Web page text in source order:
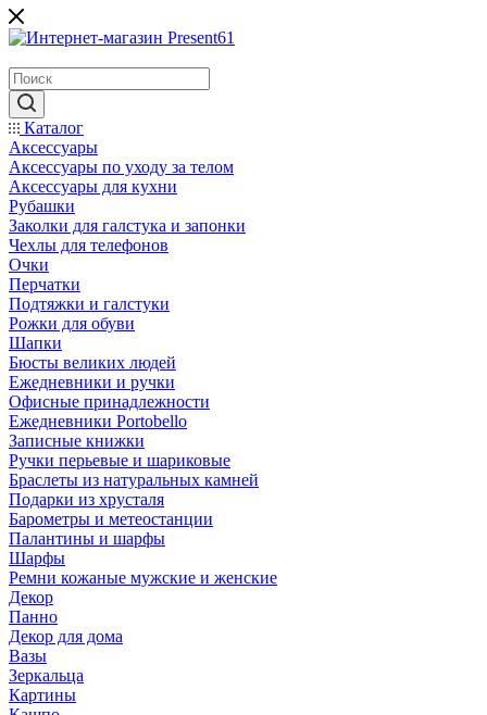
Каталог
Аксессуары
Аксессуары по уходу за телом
Аксессуары для кухни
Рубашки
Заколки для галстука и запонки
Чехлы для телефонов
Очки
Перчатки
Подтяжки и галстуки
Рожки для обуви
Шапки
Бюсты великих людей
Ежедневники и ручки
Офисные принадлежности
Ежедневники Portobello
Записные книжки
Ручки перьевые и шариковые
Браслеты из натуральных камней
Подарки из хрусталя
Барометры и метеостанции
Палантины и шарфы
Шарфы
Ремни кожаные мужские и женские
Декор
Панно
Декор для дома
Вазы
Зеркальца
Картины